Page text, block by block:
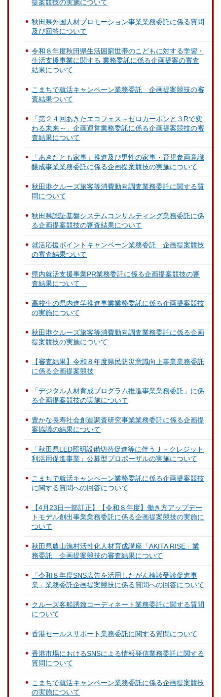
提案競技の実施について
秋田県外国人材プロモーション事業業務委託に係る質問
及び回答について
令和８年度秋田県生活困窮世帯のこどもに対する学習・
生活支援事業に関する 業務委託に係る企画提案の審査
結果について
こまちで就活キャンペーン業務委託 企画提案競技の審
査結果ついて
「第２４回あきたエコフェス～ゼロカーボンと３Rで変
わる未来～」企画運営業務委託に係る企画提案競技の審
査結果について
「あきたとも家事」推進及び男性の家事・育児参画意識
醸成事業業務委託に係る企画提案競技の実施について
秋田港クルーズ旅客等消費動向調査業務委託に関する質
問について
秋田県認証基盤システムコンサルティング業務委託に係
る企画提案競技の審査結果について
就活応援ポイントキャンペーン業務委託 企画提案競技
の審査結果ついて
県内就活支援事業PR業務委託に係る企画提案競技の審
査結果について
高校生の県内進学推進事業業務委託に係る企画提案競技
の実施について
秋田港クルーズ旅客等消費動向調査業務委託に係る企画
提案競技の実施について
【審査結果】令和８年度県民防災意識向上事業業務委託
に係る企画提案競技
「デジタル人材育成プログラム推進事業業務委託」に係
る企画提案競技の実施について
豊かな長寿社会創造調査研究事業業務委託に係る企画提
案協議の結果について
「秋田県LED照明設備切替促進等に伴うＪ－クレジット
利活用促進事業」公募型プロポーザルの実施について
こまちで就活キャンペーン業務委託に係る企画提案競技
に関する質問への回答について
【4月23日一部訂正】【令和８年度】働き方アップデー
トモデル創出事業業務委託に係る企画提案競技の実施に
ついて
秋田県農山漁村活性化人材育成講座「AKITA RISE」業
務委託 企画提案競技の審査結果について
「令和８年度SNS広告を活用したがん検診受診促進事
業」業務委託企画提案競技に係る質問への回答について
クルーズ客船誘致コーディネート業務委託に関する質問
について
香港セールスサポート業務委託に関する質問について
香港市場におけるSNSによる情報発信業務委託に関する
質問について
こまちで就活キャンペーン業務委託に係る企画提案競技
の実施について